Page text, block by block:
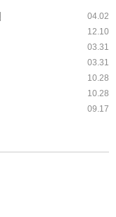
04.02
12.10
03.31
03.31
10.28
10.28
09.17